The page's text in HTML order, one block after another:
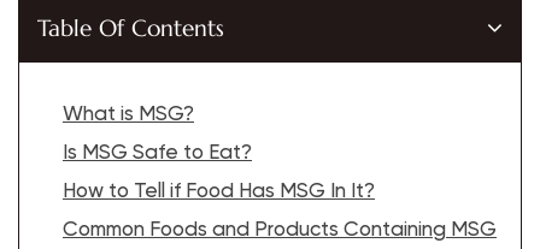
Table Of Contents
What is MSG?
Is MSG Safe to Eat?
How to Tell if Food Has MSG In It?
Common Foods and Products Containing MSG